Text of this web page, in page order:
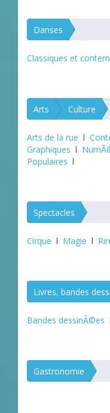
Danses
Classiques et
Arts Culture
Arts de la rue l
Graphiques l
Populaires l
Spectacles
Cirque l Magie l
Livres, bandes
Bandes dessinÃ©es l
Gastronomie